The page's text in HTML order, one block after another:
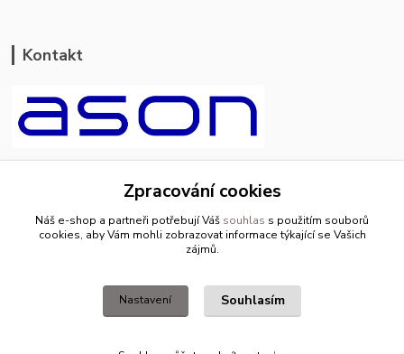
Kontakt
+420 799 500 769
pracovní dny 8-11hod.,13-15hod.
Zpracování cookies
Náš e-shop a partneři potřebují Váš souhlas s použitím souborů
cookies, aby Vám mohli zobrazovat informace týkající se Vašich
zájmů.
Nastavení Souhlasím